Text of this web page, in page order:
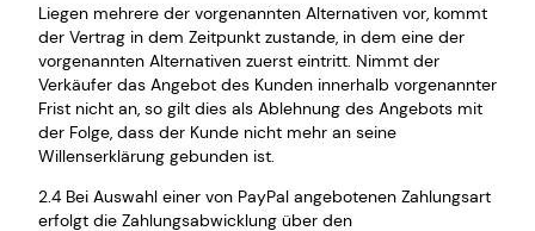
Liegen mehrere der vorgenannten Alternativen vor, kommt
der Vertrag in dem Zeitpunkt zustande, in dem eine der
vorgenannten Alternativen zuerst eintritt. Nimmt der
Verkäufer das Angebot des Kunden innerhalb vorgenannter
Frist nicht an, so gilt dies als Ablehnung des Angebots mit
der Folge, dass der Kunde nicht mehr an seine
Willenserklärung gebunden ist.
2.4 Bei Auswahl einer von PayPal angebotenen Zahlungsart
erfolgt die Zahlungsabwicklung über den